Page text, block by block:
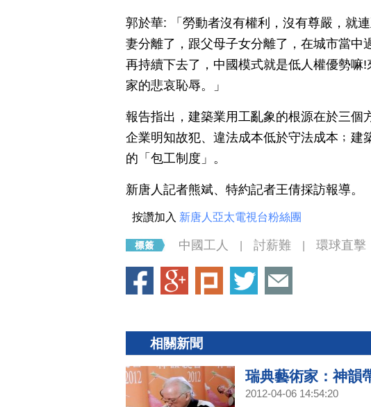
郭於華: 「勞動者沒有權利，沒有尊嚴，就
妻分離了，跟父母子女分離了，在城市當中
再持續下去了，中國模式就是低人權優勢嘛
家的悲哀恥辱。」
報告指出，建築業用工亂象的根源在於三個
企業明知故犯、違法成本低於守法成本﹔建
的「包工制度」。
新唐人記者熊斌、特約記者王倩採訪報導。
按讚加入 新唐人亞太電視台粉絲團
中國工人 討薪難 環球直擊
相關新聞
瑞典藝術家：神韻
2012-04-06 14:54:20